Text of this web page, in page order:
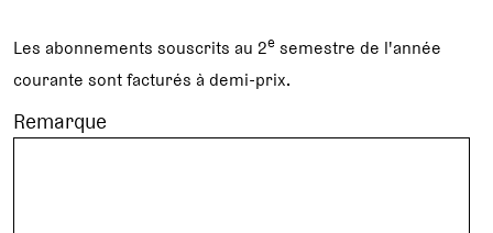
Les abonnements souscrits au 2e semestre de l'année
courante sont facturés à demi-prix.
Remarque